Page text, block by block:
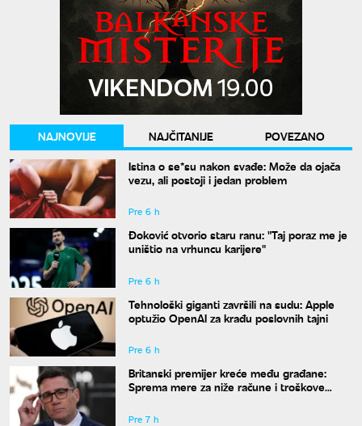
NAJNOVIJE NAJČITANIJE
POVEZANO
Istina o se*su nakon svađe: Može da ojača
vezu, ali postoji i jedan problem
Pre 6 h
Đoković otvorio staru ranu: "Taj poraz me je
uništio na vrhuncu karijere"
Pre 6 h
Tehnološki giganti završili na sudu: Apple
optužio OpenAI za krađu poslovnih tajni
Pre 6 h
Britanski premijer kreće među građane:
Sprema mere za niže račune i troškove
Pre 7 h